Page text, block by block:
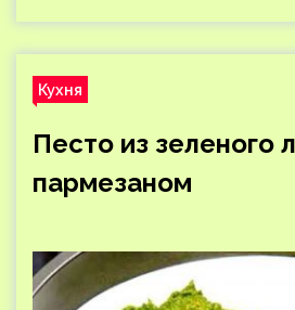
Кухня
Песто из зеленого
пармезаном